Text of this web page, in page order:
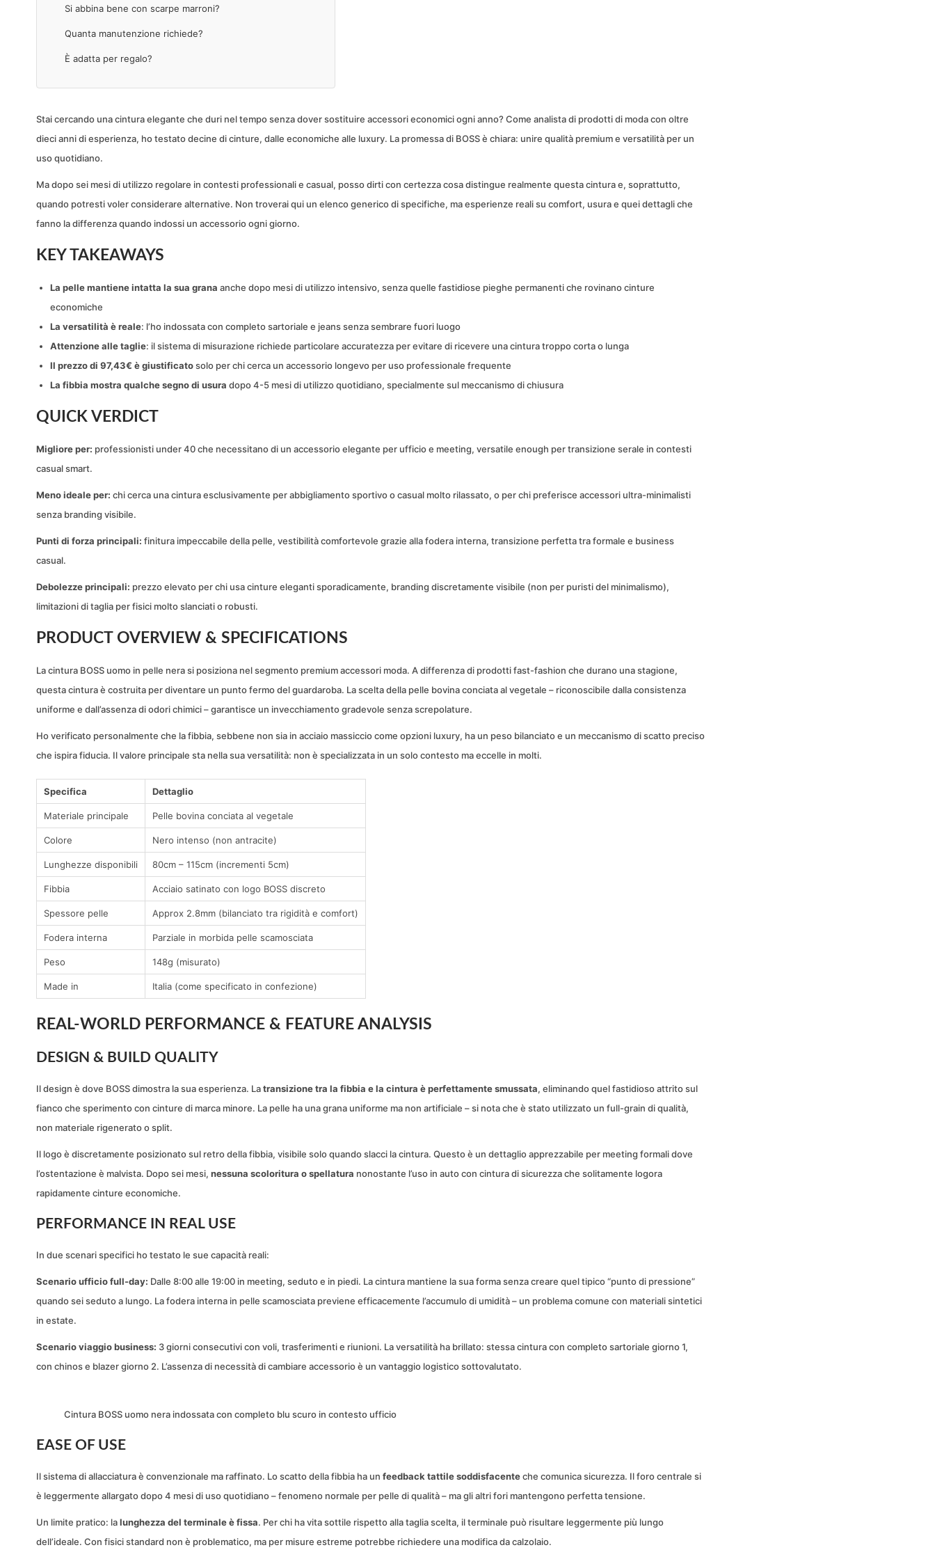
Si abbina bene con scarpe marroni?
Quanta manutenzione richiede?
È adatta per regalo?
Stai cercando una cintura elegante che duri nel tempo senza dover sostituire accessori economici ogni anno? Come analista di prodotti di moda con oltre
dieci anni di esperienza, ho testato decine di cinture, dalle economiche alle luxury. La promessa di BOSS è chiara: unire qualità premium e versatilità per un
uso quotidiano.
Ma dopo sei mesi di utilizzo regolare in contesti professionali e casual, posso dirti con certezza cosa distingue realmente questa cintura e, soprattutto,
quando potresti voler considerare alternative. Non troverai qui un elenco generico di specifiche, ma esperienze reali su comfort, usura e quei dettagli che
fanno la differenza quando indossi un accessorio ogni giorno.
KEY TAKEAWAYS
La pelle mantiene intatta la sua grana anche dopo mesi di utilizzo intensivo, senza quelle fastidiose pieghe permanenti che rovinano cinture
economiche
La versatilità è reale: l’ho indossata con completo sartoriale e jeans senza sembrare fuori luogo
Attenzione alle taglie: il sistema di misurazione richiede particolare accuratezza per evitare di ricevere una cintura troppo corta o lunga
Il prezzo di 97,43€ è giustificatosolo per chi cerca un accessorio longevo per uso professionale frequente
La fibbia mostra qualche segno di usura dopo 4-5 mesi di utilizzo quotidiano, specialmente sul meccanismo di chiusura
QUICK VERDICT
Migliore per: professionisti under 40 che necessitano di un accessorio elegante per ufficio e meeting, versatile enough per transizione serale in contesti
casual smart.
Meno ideale per: chi cerca una cintura esclusivamente per abbigliamento sportivo o casual molto rilassato, o per chi preferisce accessori ultra-minimalisti
senza branding visibile.
Punti di forza principali: finitura impeccabile della pelle, vestibilità comfortevole grazie alla fodera interna, transizione perfetta tra formale e business
casual.
Debolezze principali: prezzo elevato per chi usa cinture eleganti sporadicamente, branding discretamente visibile (non per puristi del minimalismo),
limitazioni di taglia per fisici molto slanciati o robusti.
PRODUCT OVERVIEW & SPECIFICATIONS
La cintura BOSS uomo in pelle nera si posiziona nel segmento premium accessori moda. A differenza di prodotti fast-fashion che durano una stagione,
questa cintura è costruita per diventare un punto fermo del guardaroba. La scelta della pelle bovina conciata al vegetale – riconoscibile dalla consistenza
uniforme e dall’assenza di odori chimici – garantisce un invecchiamento gradevole senza screpolature.
Ho verificato personalmente che la fibbia, sebbene non sia in acciaio massiccio come opzioni luxury, ha un peso bilanciato e un meccanismo di scatto preciso
che ispira fiducia. Il valore principale sta nella sua versatilità: non è specializzata in un solo contesto ma eccelle in molti.
Specifica Dettaglio
Materiale principale Pelle bovina conciata al vegetale
Colore Nero intenso (non antracite)
Lunghezze disponibili 80cm – 115cm (incrementi 5cm)
Fibbia Acciaio satinato con logo BOSS discreto
Spessore pelle Approx 2.8mm (bilanciato tra rigidità e comfort)
Fodera interna Parziale in morbida pelle scamosciata
Peso 148g (misurato)
Made in Italia (come specificato in confezione)
REAL-WORLD PERFORMANCE & FEATURE ANALYSIS
DESIGN & BUILD QUALITY
Il design è dove BOSS dimostra la sua esperienza. Latransizione tra la fibbia e la cintura è perfettamente smussata, eliminando quel fastidioso attrito sul
fianco che sperimento con cinture di marca minore. La pelle ha una grana uniforme ma non artificiale – si nota che è stato utilizzato un full-grain di qualità,
non materiale rigenerato o split.
Il logo è discretamente posizionato sul retro della fibbia, visibile solo quando slacci la cintura. Questo è un dettaglio apprezzabile per meeting formali dove
l’ostentazione è malvista. Dopo sei mesi, nessuna scoloritura o spellatura nonostante l’uso in auto con cintura di sicurezza che solitamente logora
rapidamente cinture economiche.
PERFORMANCE IN REAL USE
In due scenari specifici ho testato le sue capacità reali:
Scenario ufficio full-day: Dalle 8:00 alle 19:00 in meeting, seduto e in piedi. La cintura mantiene la sua forma senza creare quel tipico “punto di pressione”
quando sei seduto a lungo. La fodera interna in pelle scamosciata previene efficacemente l’accumulo di umidità – un problema comune con materiali sintetici
in estate.
Scenario viaggio business: 3 giorni consecutivi con voli, trasferimenti e riunioni. La versatilità ha brillato: stessa cintura con completo sartoriale giorno 1,
con chinos e blazer giorno 2. L’assenza di necessità di cambiare accessorio è un vantaggio logistico sottovalutato.
Cintura BOSS uomo nera indossata con completo blu scuro in contesto ufficio
EASE OF USE
Il sistema di allacciatura è convenzionale ma raffinato. Lo scatto della fibbia ha un feedback tattile soddisfacenteche comunica sicurezza. Il foro centrale si
è leggermente allargato dopo 4 mesi di uso quotidiano – fenomeno normale per pelle di qualità – ma gli altri fori mantengono perfetta tensione.
Un limite pratico: lalunghezza del terminale è fissa. Per chi ha vita sottile rispetto alla taglia scelta, il terminale può risultare leggermente più lungo
dell’ideale. Con fisici standard non è problematico, ma per misure estreme potrebbe richiedere una modifica da calzolaio.